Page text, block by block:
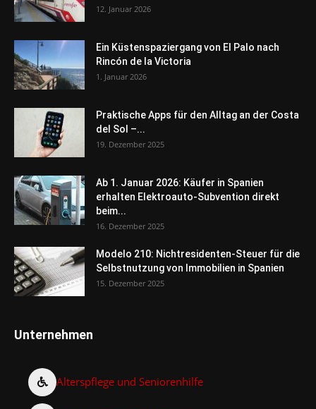
12. Januar 2026
Ein Küstenspaziergang von El Palo nach
Rincón de la Victoria
1. Januar 2026
Praktische Apps für den Alltag an der Costa
del Sol –...
19. Dezember 2025
Ab 1. Januar 2026: Käufer in Spanien
erhalten Elektroauto-Subvention direkt
beim...
16. Dezember 2025
Modelo 210: Nichtresidenten-Steuer für die
Selbstnutzung von Immobilien in Spanien
15. Dezember 2025
Unternehmen
Alterspflege und Seniorenhilfe